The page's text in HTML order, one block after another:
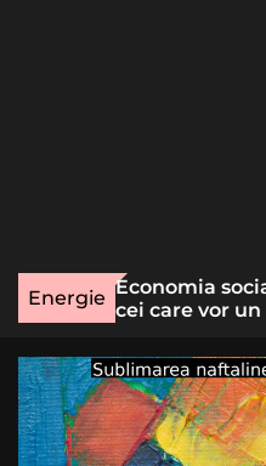
Energie
rară
Economia
cei care vor